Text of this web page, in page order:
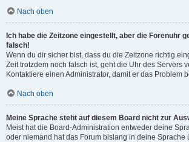
Nach oben
Ich habe die Zeitzone eingestellt, aber die Forenuhr
falsch!
Wenn du dir sicher bist, dass du die Zeitzone richtig
Zeit trotzdem noch falsch ist, geht die Uhr des Servers
Kontaktiere einen Administrator, damit er das Problem
Nach oben
Meine Sprache steht auf diesem Board nicht zur
Meist hat die Board-Administration entweder deine
oder niemand hat das Forum bislang in deine Sprache